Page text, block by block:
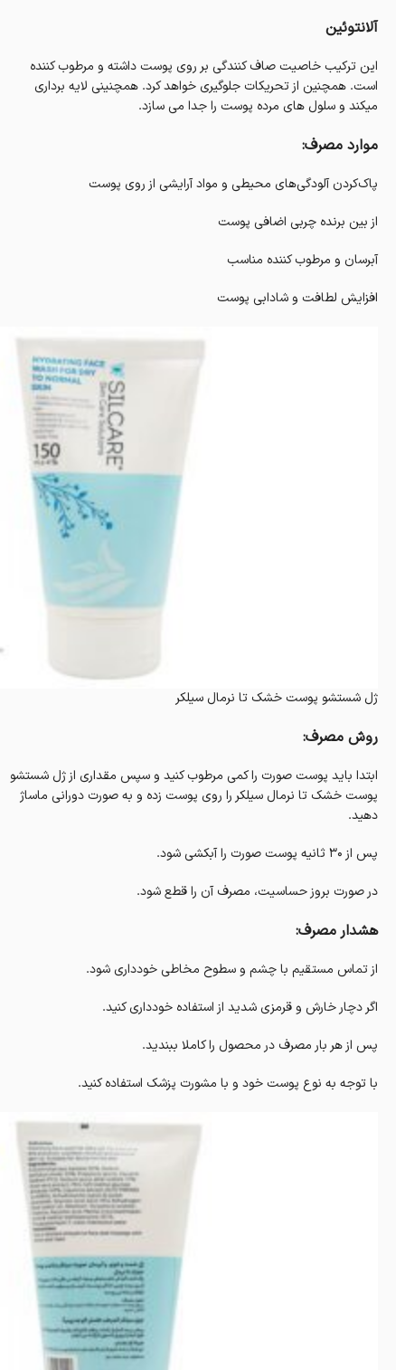
آلانتوئین
این ترکیب خاصیت صاف کنندگی بر روی پوست داشته و مرطوب کننده
است. همچنین از تحریکات جلوگیری خواهد کرد. همچنینی لایه برداری
میکند و سلول های مرده پوست را جدا می سازد.
موارد مصرف:
پاک‌کردن آلودگی‌های محیطی و مواد آرایشی از روی پوست
از بین برنده چربی اضافی پوست
آبرسان و مرطوب کننده مناسب
افزایش لطافت و شادابی پوست
ژل شستشو پوست خشک تا نرمال سیلکر
روش مصرف:
ابتدا باید پوست صورت را کمی مرطوب کنید و سپس مقداری از ژل شستشو
پوست خشک تا نرمال سیلکر را روی پوست زده و به صورت دورانی ماساژ
دهید.
پس از 30 ثانیه پوست صورت را آبکشی شود.
در صورت بروز حساسیت، مصرف آن را قطع شود.
هشدار مصرف:
از تماس مستقیم با چشم و سطوح مخاطی خودداری شود.
اگر دچار خارش و قرمزی شدید از استفاده خودداری کنید.
پس از هر بار مصرف در محصول را کاملا ببندید.
با توجه به نوع پوست خود و با مشورت پزشک استفاده کنید.